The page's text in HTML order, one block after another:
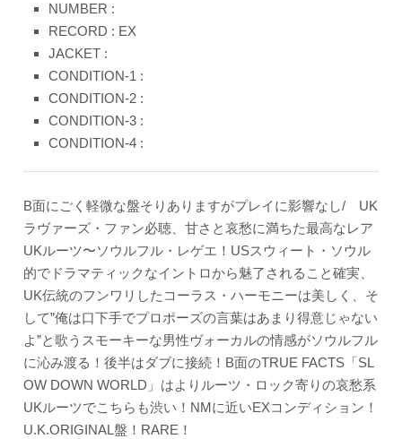
NUMBER :
RECORD : EX
JACKET :
CONDITION-1 :
CONDITION-2 :
CONDITION-3 :
CONDITION-4 :
B面にごく軽微な盤そりありますがプレイに影響なし/ UK
ラヴァーズ・ファン必聴、甘さと哀愁に満ちた最高なレア
UKルーツ〜ソウルフル・レゲエ！USスウィート・ソウル
的でドラマティックなイントロから魅了されること確実、
UK伝統のフンワリしたコーラス・ハーモニーは美しく、そ
して”俺は口下手でプロポーズの言葉はあまり得意じゃない
よ”と歌うスモーキーな男性ヴォーカルの情感がソウルフル
に沁み渡る！後半はダブに接続！B面のTRUE FACTS「SL
OW DOWN WORLD」はよりルーツ・ロック寄りの哀愁系
UKルーツでこちらも渋い！NMに近いEXコンディション！
U.K.ORIGINAL盤！RARE！